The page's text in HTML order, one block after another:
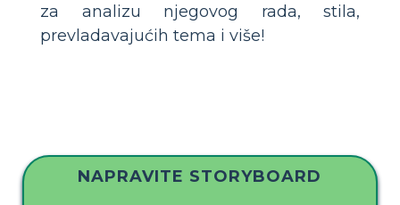
za analizu njegovog rada, stila,
prevladavajućih tema i više!
NAPRAVITE STORYBOARD